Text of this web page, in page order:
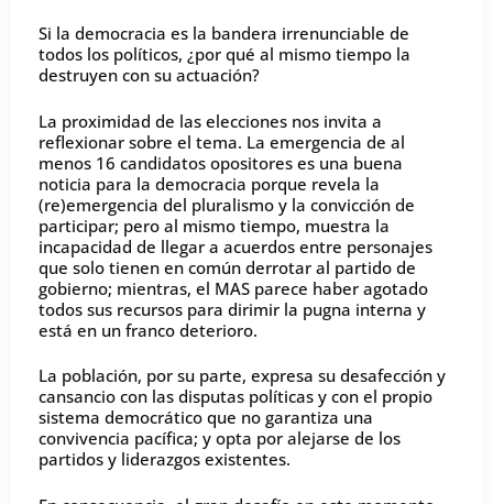
Si la democracia es la bandera irrenunciable de
todos los políticos, ¿por qué al mismo tiempo la
destruyen con su actuación?
La proximidad de las elecciones nos invita a
reflexionar sobre el tema. La emergencia de al
menos 16 candidatos opositores es una buena
noticia para la democracia porque revela la
(re)emergencia del pluralismo y la convicción de
participar; pero al mismo tiempo, muestra la
incapacidad de llegar a acuerdos entre personajes
que solo tienen en común derrotar al partido de
gobierno; mientras, el MAS parece haber agotado
todos sus recursos para dirimir la pugna interna y
está en un franco deterioro.
La población, por su parte, expresa su desafección y
cansancio con las disputas políticas y con el propio
sistema democrático que no garantiza una
convivencia pacífica; y opta por alejarse de los
partidos y liderazgos existentes.